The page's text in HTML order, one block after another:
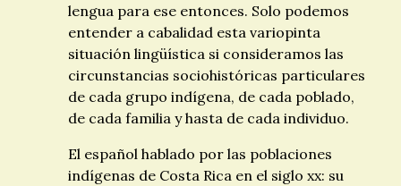
lengua para ese entonces. Solo podemos
entender a cabalidad esta variopinta
situación lingüística si consideramos las
circunstancias sociohistóricas particulares
de cada grupo indígena, de cada poblado,
de cada familia y hasta de cada individuo.
El español hablado por las poblaciones
indígenas de Costa Rica en el siglo xx: su